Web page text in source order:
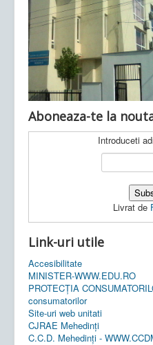
Ultimele articole: Vi,
Județean
Aboneaza-te la
Introduceti
Livrat de
Link-uri utile
Accesibilitate
MINISTER-WWW.EDU.RO
PROTECȚIA
consumatorilor
Site-uri web unitati
CJRAE Mehedinți
C.C.D. Mehedinţi -